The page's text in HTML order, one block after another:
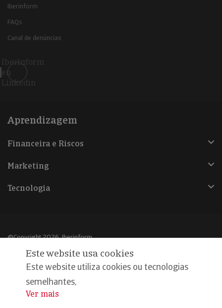
Iberinform
FAQs
Canal de denúncias
Iberinform
en
Linkedin
Aprendizagem
Financeira e Riscos
Marketing
Tecnologia
@Copyright 2026, Iberinform
Política de cookies
Declaração de privacidade
Este website usa cookies
Este website utiliza cookies ou tecnologias
semelhantes,
...
Ver mais